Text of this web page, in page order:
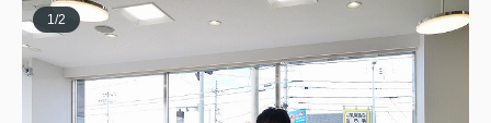
1/2